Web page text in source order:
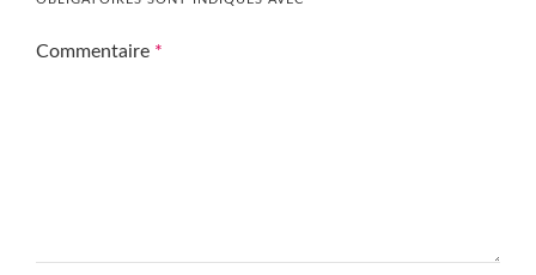
Commentaire *